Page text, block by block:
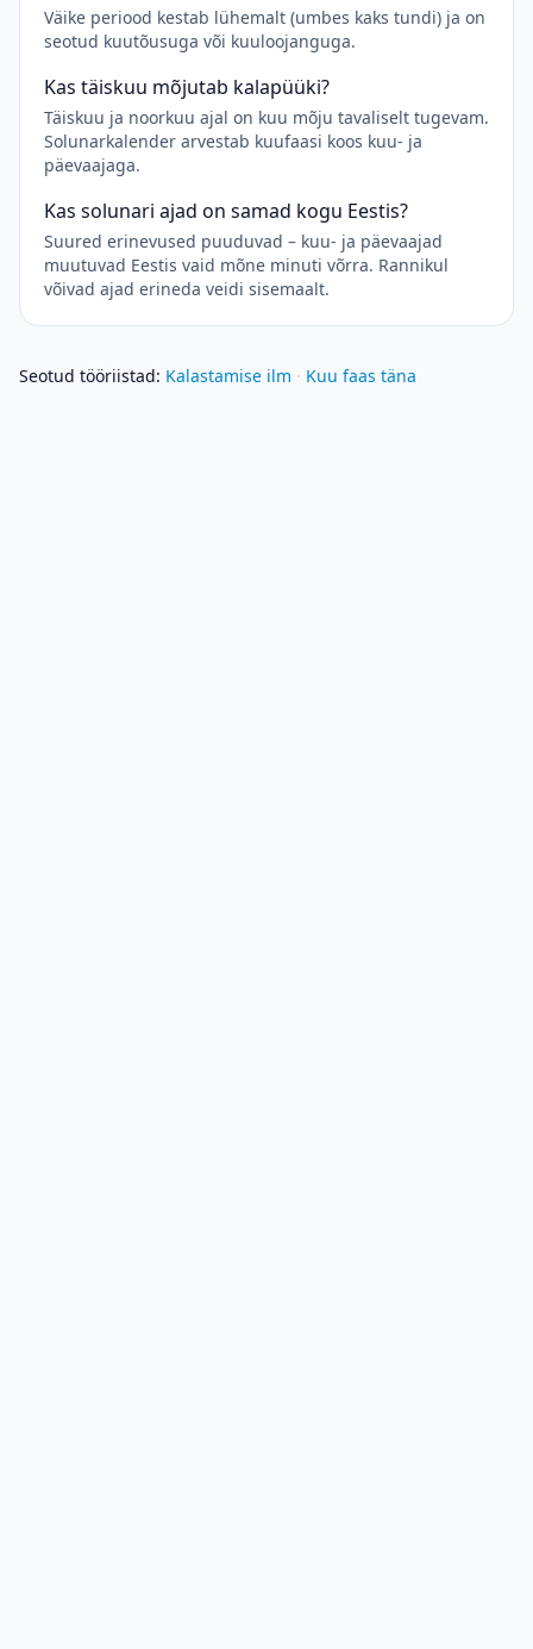
Väike periood kestab lühemalt (umbes kaks tundi) ja on
seotud kuutõusuga või kuuloojanguga.
Kas täiskuu mõjutab kalapüüki?
Täiskuu ja noorkuu ajal on kuu mõju tavaliselt tugevam.
Solunarkalender arvestab kuufaasi koos kuu- ja
päevaajaga.
Kas solunari ajad on samad kogu Eestis?
Suured erinevused puuduvad – kuu- ja päevaajad
muutuvad Eestis vaid mõne minuti võrra. Rannikul
võivad ajad erineda veidi sisemaalt.
Seotud tööriistad: Kalastamise ilm · Kuu faas täna